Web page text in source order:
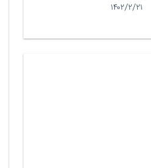
۱۴۰۲/۲/۲۱